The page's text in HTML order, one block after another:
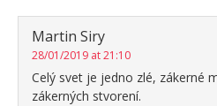
Martin Siry
28/01/2019 at 21:10
Celý svet je jedno zlé, zákerné
zákerných stvorení.